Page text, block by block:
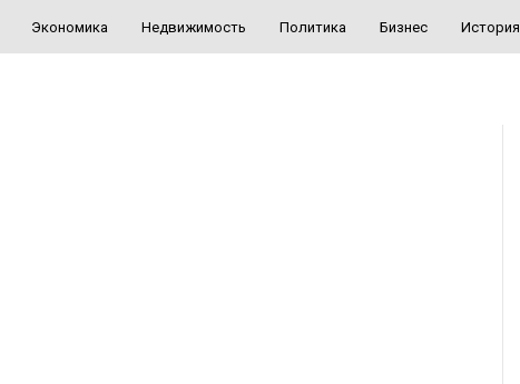
Экономика Недвижимость Политика Бизнес История